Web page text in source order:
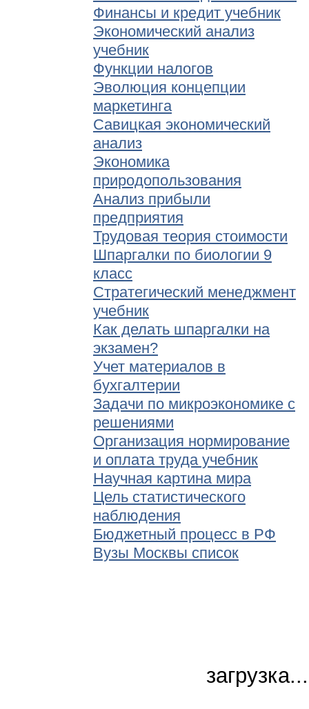
Финансы и кредит учебник
Экономический анализ
учебник
Функции налогов
Эволюция концепции
маркетинга
Савицкая экономический
анализ
Экономика
природопользования
Анализ прибыли
предприятия
Трудовая теория стоимости
Шпаргалки по биологии 9
класс
Стратегический менеджмент
учебник
Как делать шпаргалки на
экзамен?
Учет материалов в
бухгалтерии
Задачи по микроэкономике с
решениями
Организация нормирование
и оплата труда учебник
Научная картина мира
Цель статистического
наблюдения
Бюджетный процесс в РФ
Вузы Москвы список
загрузка...